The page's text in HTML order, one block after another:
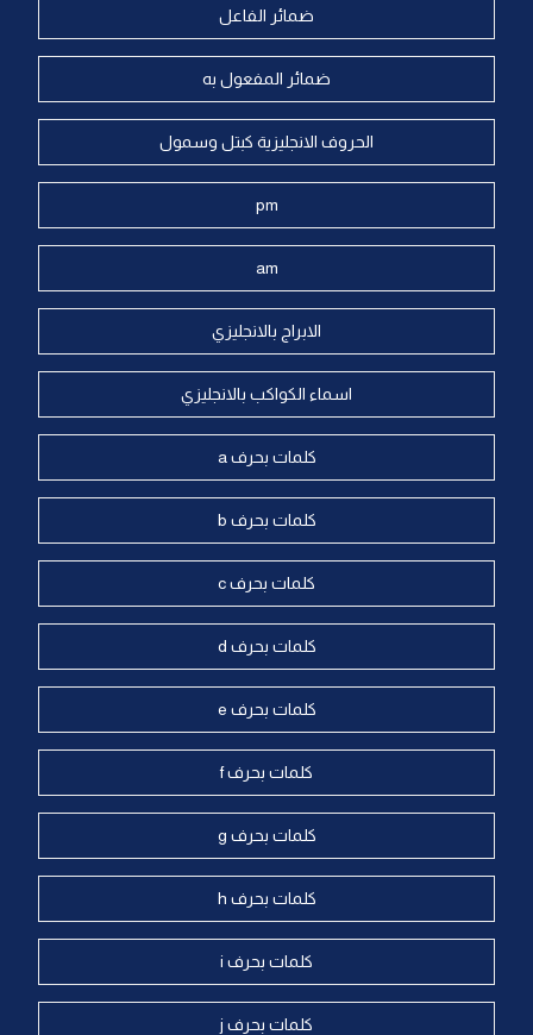
ضمائر الفاعل
ضمائر المفعول به
الحروف الانجليزية كبتل وسمول
pm
am
الابراج بالانجليزي
اسماء الكواكب بالانجليزي
كلمات بحرف a
كلمات بحرف b
كلمات بحرف c
كلمات بحرف d
كلمات بحرف e
كلمات بحرف f
كلمات بحرف g
كلمات بحرف h
كلمات بحرف i
كلمات بحرف j